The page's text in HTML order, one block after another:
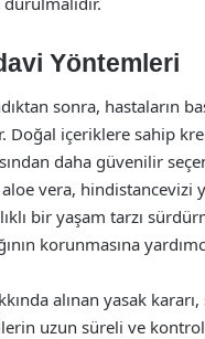
Yöntemleri
sonra, hastaların
Doğal içeriklere sahip
daha güvenilir
vera, hindistancevizi
bir yaşam tarzı
korunmasına
alınan yasak
uzun süreli ve